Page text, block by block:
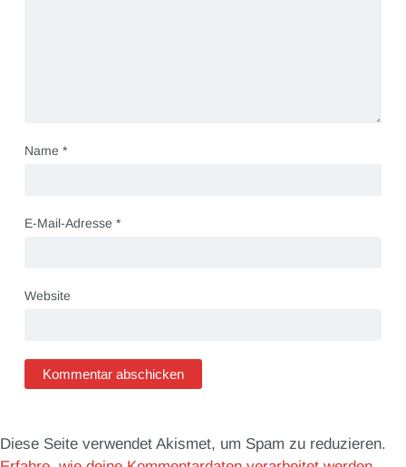
Name *
E-Mail-Adresse *
Website
Diese Seite verwendet Akismet, um Spam zu reduzieren.